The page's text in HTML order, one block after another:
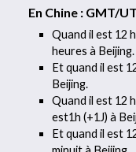
En Chine : GMT/
Quand il est 12
heures à Beijing.
Et quand il est
Beijing.
Quand il est 12
est1h (+1J) à
Et quand il est